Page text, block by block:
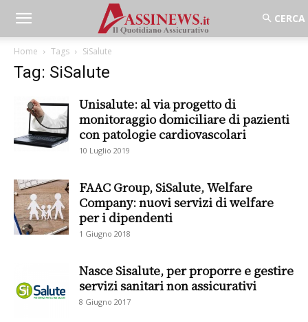
Home Tags SiSalute
Tag: SiSalute
Unisalute: al via progetto di
monitoraggio domiciliare di pazienti
con patologie cardiovascolari
10 Luglio 2019
FAAC Group, SiSalute, Welfare
Company: nuovi servizi di welfare
per i dipendenti
1 Giugno 2018
Nasce Sisalute, per proporre e gestire
servizi sanitari non assicurativi
8 Giugno 2017